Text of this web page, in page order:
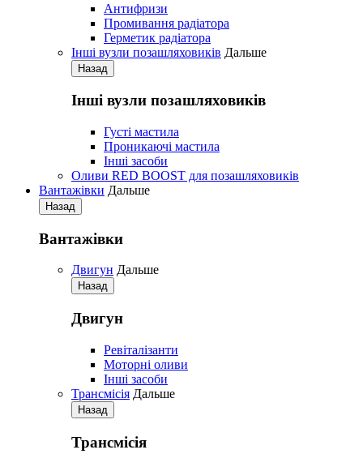
Антифризи
Промивання радіатора
Герметик радіатора
Iнші вузли позашляховиків Дальше
Назад
Iнші вузли позашляховиків
Густі мастила
Проникаючі мастила
Iнші засоби
Оливи RED BOOST для позашляховиків
Вантажівки Дальше
Назад
Вантажівки
Двигун Дальше
Назад
Двигун
Ревіталізанти
Моторні оливи
Iнші засоби
Трансмісія Дальше
Назад
Трансмісія